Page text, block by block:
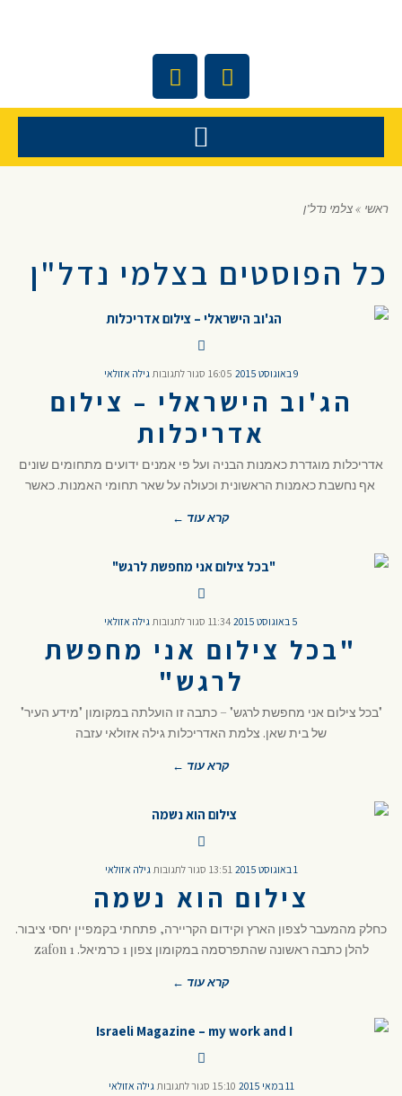
ראשי »צלמי נדל"ן
כל הפוסטים בצלמי נדל"ן
9 באוגוסט 2015 16:05 סגור לתגובות גילה אזולאי
הג'וב הישראלי – צילום
אדריכלות
אדריכלות מוגדרת כאמנות הבניה ועל פי אמנים ידועים מתחומים שונים
אף נחשבת כאמנות הראשונית וכעולה על שאר תחומי האמנות. כאשר
קרא עוד ←
5 באוגוסט 2015 11:34 סגור לתגובות גילה אזולאי
"בכל צילום אני מחפשת
לרגש"
"בכל צילום אני מחפשת לרגש" – כתבה זו הועלתה במקומון "מידע העיר"
של בית שאן. צלמת האדריכלות גילה אזולאי עזבה
קרא עוד ←
1 באוגוסט 2015 13:51 סגור לתגובות גילה אזולאי
צילום הוא נשמה
כחלק מהמעבר לצפון הארץ וקידום הקריירה, פתחתי בקמפיין יחסי ציבור.
להלן כתבה ראשונה שהתפרסמה במקומון צפון 1 כרמיאל. zafon 1
קרא עוד ←
11 במאי 2015 15:10 סגור לתגובות גילה אזולאי